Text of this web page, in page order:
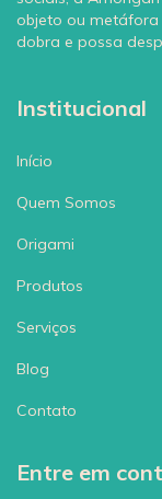
objeto ou
dobra e possa
Institucional
Início
Quem Somos
Origami
Produtos
Serviços
Blog
Contato
Entre em